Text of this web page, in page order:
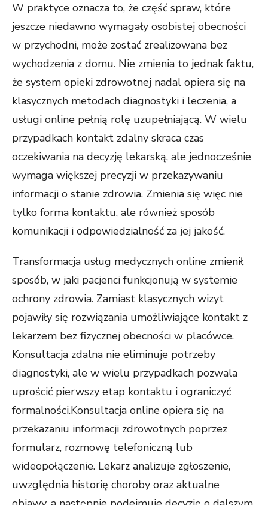
W praktyce oznacza to, że część spraw, które
jeszcze niedawno wymagały osobistej obecności
w przychodni, może zostać zrealizowana bez
wychodzenia z domu. Nie zmienia to jednak faktu,
że system opieki zdrowotnej nadal opiera się na
klasycznych metodach diagnostyki i leczenia, a
usługi online pełnią rolę uzupełniającą. W wielu
przypadkach kontakt zdalny skraca czas
oczekiwania na decyzję lekarską, ale jednocześnie
wymaga większej precyzji w przekazywaniu
informacji o stanie zdrowia. Zmienia się więc nie
tylko forma kontaktu, ale również sposób
komunikacji i odpowiedzialność za jej jakość.
Transformacja usług medycznych online zmienił
sposób, w jaki pacjenci funkcjonują w systemie
ochrony zdrowia. Zamiast klasycznych wizyt
pojawiły się rozwiązania umożliwiające kontakt z
lekarzem bez fizycznej obecności w placówce.
Konsultacja zdalna nie eliminuje potrzeby
diagnostyki, ale w wielu przypadkach pozwala
uprościć pierwszy etap kontaktu i ograniczyć
formalności.Konsultacja online opiera się na
przekazaniu informacji zdrowotnych poprzez
formularz, rozmowę telefoniczną lub
wideopołączenie. Lekarz analizuje zgłoszenie,
uwzględnia historię choroby oraz aktualne